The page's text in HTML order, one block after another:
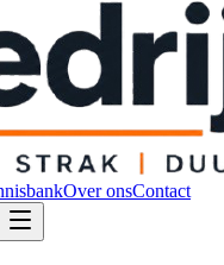
Over onsContact